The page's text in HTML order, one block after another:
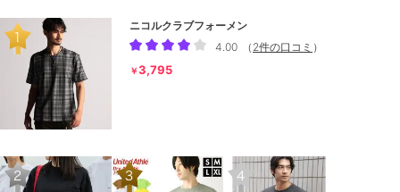
ニコルクラブフォーメン
4.00
（ 2件の口コミ ）
￥3,795